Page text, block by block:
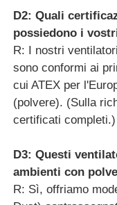
D2: Quali
possiedono i
R: I nostri
sono conformi ai
cui ATEX per
(polvere). (Sulla
certificati completi.)
D3: Questi
ambienti con
R: Sì, offriamo